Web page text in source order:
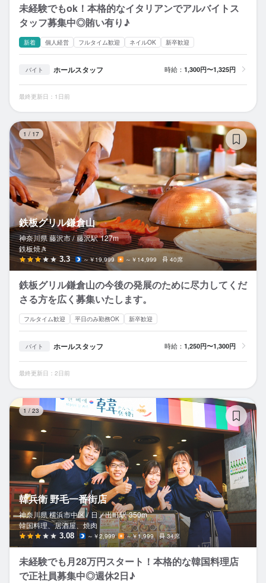
未経験でもok！本格的なイタリアンでアルバイトス
タッフ募集中◎賄い有り♪
新着 個人経営 フルタイム歓迎 ネイルOK 新卒歓迎
バイト ホールスタッフ 時給： 1,300円〜1,325円
最終更新日：1日前
1 / 17
鉄板グリル鎌倉山
神奈川県 藤沢市 / 藤沢駅 127m
鉄板焼き
3.3 ～￥19,999 ～￥14,999 40席
鉄板グリル鎌倉山の今後の発展のために尽力してくだ
さる方を広く募集いたします。
フルタイム歓迎 平日のみ勤務OK 新卒歓迎
バイト ホールスタッフ 時給： 1,250円〜1,300円
最終更新日：2日前
1/23
韓兵衛 野毛一番街店
神奈川県 横浜市中区 / 日ノ出町駅 350m
韓国料理、居酒屋、焼肉
3.08 ～￥2,999 ～￥1,999 34席
未経験でも月28万円スタート！本格的な韓国料理店
で正社員募集中◎週休2日♪